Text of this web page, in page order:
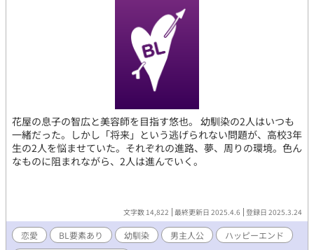
花屋の息子の智広と美容師を目指す悠也。 幼馴染の2人はいつも
一緒だった。しかし「将来」という逃げられない問題が、高校3年
生の2人を悩ませていた。それぞれの進路、夢、周りの環境。色ん
なものに阻まれながら、2人は進んでいく。
文字数 14,822 最終更新日 2025.4.6 登録日 2025.3.24
恋愛 BL要素あり 幼馴染 男主人公
ハッピーエンド